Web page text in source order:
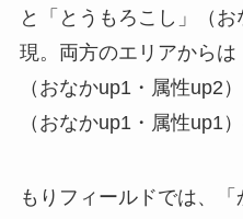
と「とうもろこし」（
現。両方のエリアからは
（おなかup1・属性up2
（おなかup1・属性up1
もりフィールドでは、